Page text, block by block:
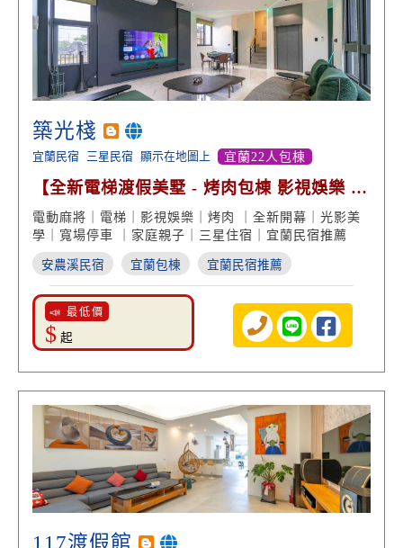
築光棧
宜蘭民宿 三星民宿 顯示在地圖上 宜蘭22人包棟
【全新電梯渡假美墅 - 烤肉包棟 影視娛樂 專
屬停車】
電動麻將｜電梯｜影視娛樂｜烤肉 ｜全新開幕｜光影美
學｜寬場停車 ｜家庭親子｜三星住宿｜宜蘭民宿推薦
安農溪民宿 宜蘭包棟 宜蘭民宿推薦
📣 最低價
$ 起
117渡假館